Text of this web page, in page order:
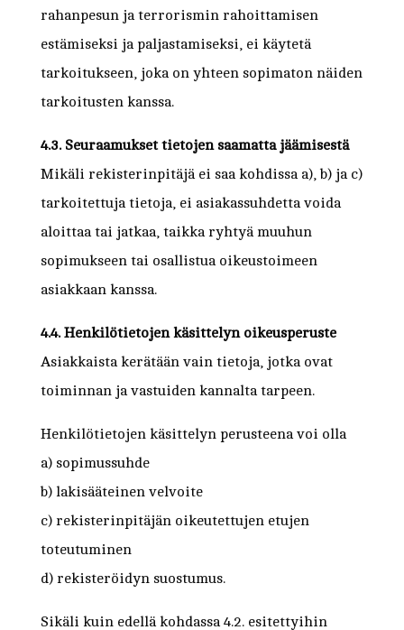
rahanpesun ja terrorismin rahoittamisen
estämiseksi ja paljastamiseksi, ei käytetä
tarkoitukseen, joka on yhteen sopimaton näiden
tarkoitusten kanssa.
4.3. Seuraamukset tietojen saamatta jäämisestä
Mikäli rekisterinpitäjä ei saa kohdissa a), b) ja c)
tarkoitettuja tietoja, ei asiakassuhdetta voida
aloittaa tai jatkaa, taikka ryhtyä muuhun
sopimukseen tai osallistua oikeustoimeen
asiakkaan kanssa.
4.4. Henkilötietojen käsittelyn oikeusperuste
Asiakkaista kerätään vain tietoja, jotka ovat
toiminnan ja vastuiden kannalta tarpeen.
Henkilötietojen käsittelyn perusteena voi olla
a) sopimussuhde
b) lakisääteinen velvoite
c) rekisterinpitäjän oikeutettujen etujen
toteutuminen
d) rekisteröidyn suostumus.
Sikäli kuin edellä kohdassa 4.2. esitettyihin